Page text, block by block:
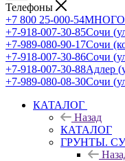
Телефоны
+7 800 25-000-54
+7-918-007-30-85Сочи
+7-989-080-90-17Сочи
+7-918-007-30-86Сочи
+7-918-007-30-88Адлер
+7-989-080-08-30Сочи
КАТАЛОГ
Назад
КАТАЛОГ
ГРУНТЫ.